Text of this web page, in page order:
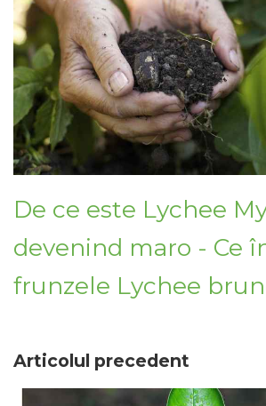
De ce este Lychee
devenind maro - Ce
frunzele Lychee
Articolul precedent